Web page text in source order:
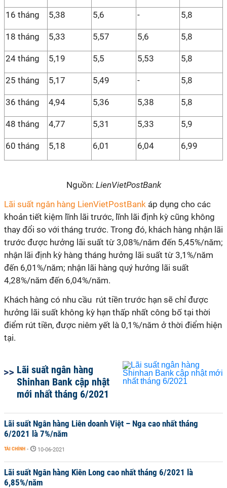
16 tháng 5,38 5,6 - 5,8
18 tháng 5,33 5,57 5,6 5,8
24 tháng 5,19 5,5 5,53 5,8
25 tháng 5,17 5,49 - 5,8
36 tháng 4,94 5,36 5,38 5,8
48 tháng 4,77 5,31 5,33 5,9
60 tháng 5,18 6,01 6,04 6,99
Nguồn: LienVietPostBank
Lãi suất ngân hàng LienVietPostBank áp dụng cho các
khoản tiết kiệm lĩnh lãi trước, lĩnh lãi định kỳ cũng không
thay đổi so với tháng trước. Trong đó, khách hàng nhận lãi
trước được hưởng lãi suất từ 3,08%/năm đến 5,45%/năm;
nhận lãi định kỳ hàng tháng hưởng lãi suất từ 3,1%/năm
đến 6,01%/năm; nhận lãi hàng quý hưởng lãi suất
4,28%/năm đến 6,04%/năm.
Khách hàng có nhu cầu rút tiền trước hạn sẽ chỉ được
hưởng lãi suất không kỳ hạn thấp nhất công bố tại thời
điểm rút tiền, được niêm yết là 0,1%/năm ở thời điểm hiện
tại.
Lãi suất ngân hàng
Shinhan Bank cập nhật
mới nhất tháng 6/2021
Lãi suất Ngân hàng Liên doanh Việt – Nga cao nhất tháng
6/2021 là 7%/năm
TÀI CHÍNH - 10-06-2021
Lãi suất Ngân hàng Kiên Long cao nhất tháng 6/2021 là
6,85%/năm